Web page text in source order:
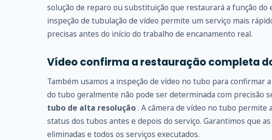
solução de reparo ou substituição que restaurará a função do
inspeção de tubulação de vídeo permite um serviço mais
precisas antes do início do trabalho de encanamento real.
Vídeo confirma a restauração completa
Também usamos a inspeção de vídeo no tubo para confirmar
do tubo geralmente não pode ser determinada com precisão
tubo de alta resolução. A câmera de vídeo no tubo permite
status dos tubos antes e depois do serviço. Garantimos que
eliminadas e todos os serviços executados.